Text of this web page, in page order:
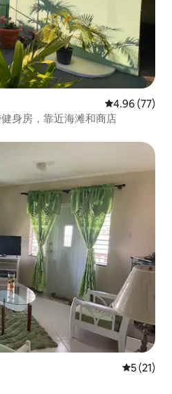
平均评分
4.96 (77)
身房，靠近海滩和商店
平均评分
5 (21)